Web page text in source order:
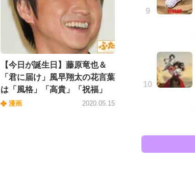
【今日が誕生日】藤原竜也＆
「君に届け」風早翔太の花言葉
は「風格」「高貴」「祝福」
漫画 2020.05.15